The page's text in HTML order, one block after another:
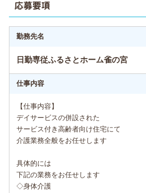
応募要項
勤務先名
日勤専従ふるさとホーム雀の宮
仕事内容
【仕事内容】
デイサービスの併設された
サービス付き高齢者向け住宅にて
介護業務全般をお任せします
具体的には
下記の業務をお任せします
◇身体介護